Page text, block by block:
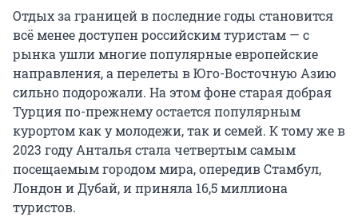
Отдых за границей в последние годы становится
всё менее доступен российским туристам — с
рынка ушли многие популярные европейские
направления, а перелеты в Юго-Восточную Азию
сильно подорожали. На этом фоне старая добрая
Турция по-прежнему остается популярным
курортом как у молодежи, так и семей. К тому же в
2023 году Анталья стала четвертым самым
посещаемым городом мира, опередив Стамбул,
Лондон и Дубай, и приняла 16,5 миллиона
туристов.